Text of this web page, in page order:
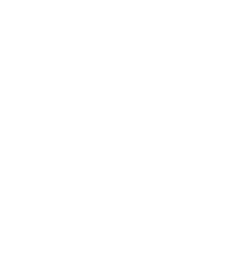
IN HERRENBERG“